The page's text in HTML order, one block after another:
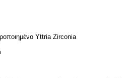
Yttria Zirconia